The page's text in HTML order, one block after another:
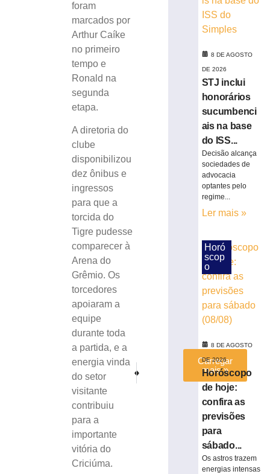
foram
marcados por
Arthur Caíke
no primeiro
tempo e
Ronald na
segunda
etapa.
A diretoria do
clube
disponibilizou
dez ônibus e
ingressos
para que a
torcida do
Tigre pudesse
comparecer à
Arena do
Grêmio. Os
torcedores
apoiaram a
equipe
durante toda
a partida, e a
energia vinda
do setor
visitante
contribuiu
para a
importante
vitória do
Criciúma.
Disque-Eleitor amplia atendimento a
PRÓXIMO
ÁUDIO: André Vechi (PL) encerra série de
agosto
mais
Brusque
anuncia
contratação
zagueiro
João
Maistro
para
agosto
mais
Carregar
mais »
8 DE AGOSTO
DE 2026
STJ inclui
honorários
sucumbenci
ais na base
do ISS...
Decisão alcança
sociedades de
advocacia
optantes pelo
regime...
Ler mais »
Horó
scop
o
8 DE AGOSTO
DE 2026
Horóscopo
de hoje:
confira as
previsões
para
sábado...
Os astros trazem
energias intensas